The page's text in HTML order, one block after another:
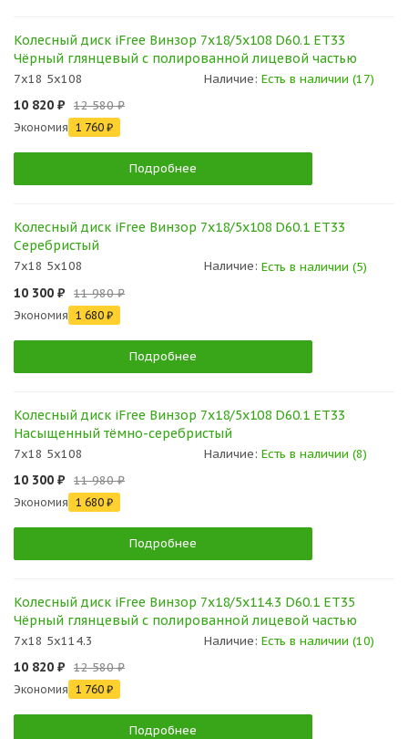
Колесный диск iFree Винзор 7x18/5x108 D60.1 ET33
Чёрный глянцевый с полированной лицевой частью
7x18 5x108 Наличие: Есть в наличии (17)
10 820 ₽ 12 580 ₽
Экономия 1 760 ₽
Подробнее
Колесный диск iFree Винзор 7x18/5x108 D60.1 ET33
Серебристый
7x18 5x108 Наличие: Есть в наличии (5)
10 300 ₽ 11 980 ₽
Экономия 1 680 ₽
Подробнее
Колесный диск iFree Винзор 7x18/5x108 D60.1 ET33
Насыщенный тёмно-серебристый
7x18 5x108 Наличие: Есть в наличии (8)
10 300 ₽ 11 980 ₽
Экономия 1 680 ₽
Подробнее
Колесный диск iFree Винзор 7x18/5x114.3 D60.1 ET35
Чёрный глянцевый с полированной лицевой частью
7x18 5x114.3 Наличие: Есть в наличии (10)
10 820 ₽ 12 580 ₽
Экономия 1 760 ₽
Подробнее